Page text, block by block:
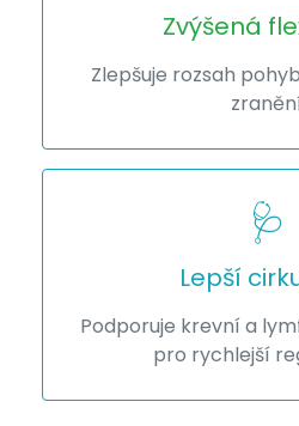
Zvýšená
Zlepšuje rozsah
🩺
Lepší
Podporuje krevní a
pro rychlejší